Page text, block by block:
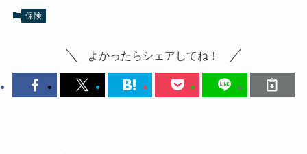
保険
よかったらシェアしてね！